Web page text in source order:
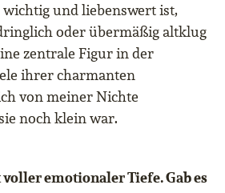
wichtig und liebenswert ist,
oder übermäßig altklug
zentrale Figur in der
ihrer charmanten
von meiner Nichte
noch klein war.
voller emotionaler Tiefe. Gab es